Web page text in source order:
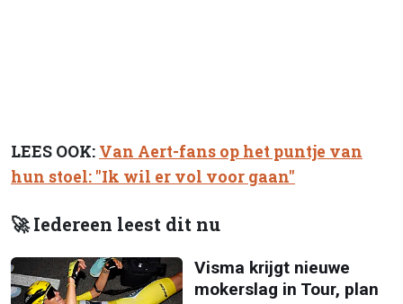
LEES OOK: Van Aert-fans op het puntje van
hun stoel: "Ik wil er vol voor gaan"
🚀 Iedereen leest dit nu
Visma krijgt nieuwe
mokerslag in Tour, plan